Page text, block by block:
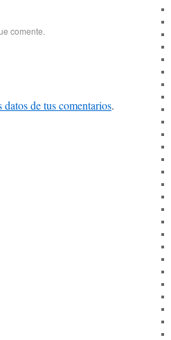
comente.
de tus comentarios.